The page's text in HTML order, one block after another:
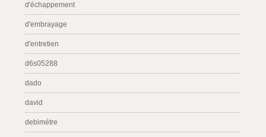
d'échappement
d'embrayage
d'entretien
d6s05288
dado
david
debimétre